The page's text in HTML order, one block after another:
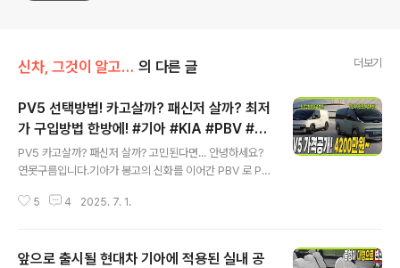
신차, 그것이 알고 싶다 의 다른 글 더보기
PV5 선택방법! 카고살까? 패신저 살까? 최저
가 구입방법 한방에! #기아 #KIA #PBV #E
V
PV5 카고살까? 패신저 살까? 고민된다면... 안녕하세요?
연못구름입니다.기아가 봉고의 신화를 이어간 PBV 로 PV
는 기존 봉고 보다는 조금 작은 사이즈의 차량입니다. PV5
문에 높은 관심을 보이고 있습니다. 어떤 방법으로 어떤 옵
5 4 2025. 7. 1.
앞으로 출시될 현대차 기아에 적용된 실내 공